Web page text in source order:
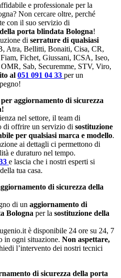
e professionale per la
Non cercare oltre, perché
con il suo servizio di
porta blindata Bologna!
di serrature di qualsiasi
Atra, Bellitti, Bonaiti, Cisa, CR,
Fichet, Giussani, ICSA, Iseo,
Sab, Securemme, STV, Viro,
al 051 091 04 33 per un
aggiornamento di sicurezza
nel settore, il team di
di offrire un servizio di sostituzione
per qualsiasi marca e modello.
ai dettagli ci permettono di
e duraturo nel tempo.
e lascia che i nostri esperti si
tua casa.
di sicurezza della
di un aggiornamento di
Bologna per la sostituzione della
è disponibile 24 ore su 24, 7
in ogni situazione. Non aspettare,
l’intervento dei nostri tecnici
di sicurezza della porta